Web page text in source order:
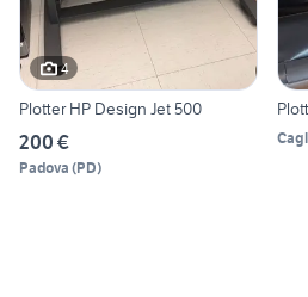
4
Plotter HP Design Jet 500
200 €
Padova (PD)